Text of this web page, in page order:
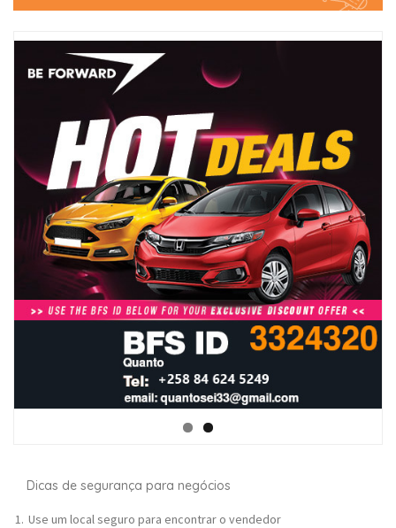
Dicas de segurança para negócios
Use um local seguro para encontrar o vendedor